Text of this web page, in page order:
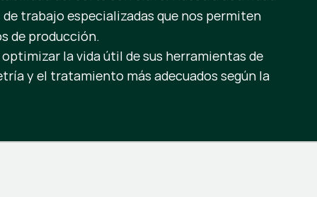
trabajo especializadas que nos permiten
de producción.
la vida útil de sus herramientas de
y el tratamiento más adecuados según la